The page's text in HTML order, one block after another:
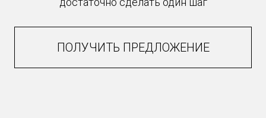
ПОЛУЧИТЬ ПРЕДЛОЖЕНИЕ